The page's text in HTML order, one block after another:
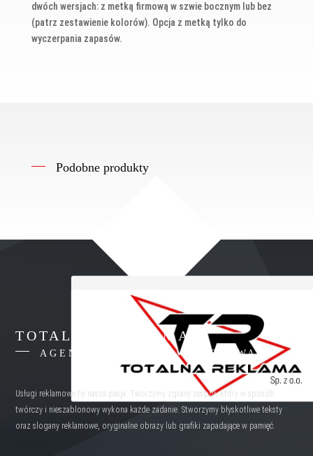
dwóch wersjach: z metką firmową w szwie bocznym lub bez
(patrz zestawienie kolorów). Opcja z metką tylko do
wyczerpania zapasów.
Podobne produkty
TOTALNA REKLAMA
AGENCJA REKLAMY WARSZAWA
Usługi reklamowe to nasza pasja. Tworzymy zgrany zespół, który w sposób
twórczy i nieszablonowy wykona każde zadanie. Stworzymy błyskotliwe teksty
oraz slogany reklamowe, oryginalne obrazy lub grafiki zapadające w pamięć.